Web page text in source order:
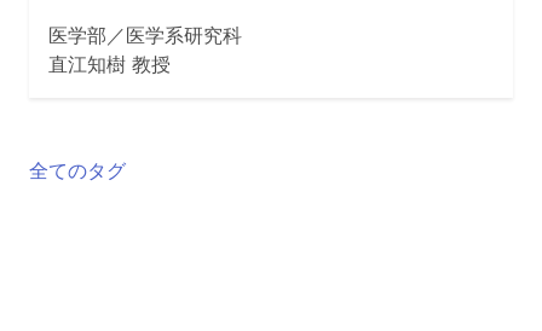
医学部／医学系研究科
直江知樹 教授
全てのタグ